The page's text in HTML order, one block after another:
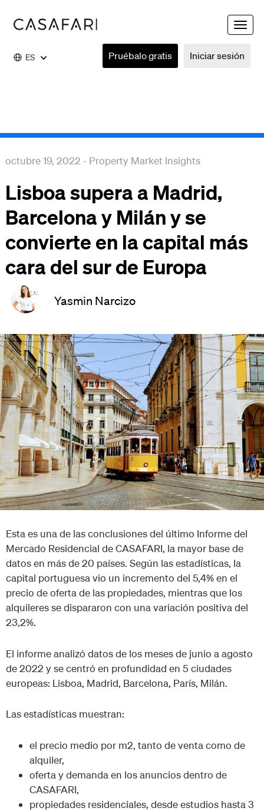
Toggle
ES Iniciar sesión
Pruébalo gratis
octubre 19, 2022 - Property Market Insights
Lisboa supera a Madrid,
Barcelona y Milán y se
convierte en la capital más
cara del sur de Europa
Yasmin Narcizo
Esta es una de las conclusiones del último Informe del
Mercado Residencial de CASAFARI, la mayor base de
datos en más de 20 países. Según las estadísticas, la
capital portuguesa vio un incremento del 5,4% en el
precio de oferta de las propiedades, mientras que los
alquileres se dispararon con una variación positiva del
23,2%.
El informe analizó datos de los meses de junio a agosto
de 2022 y se centró en profundidad en 5 ciudades
europeas: Lisboa, Madrid, Barcelona, ​​París, Milán.
Las estadísticas muestran:
el precio medio por m2, tanto de venta como de
alquiler,
oferta y demanda en los anuncios dentro de
CASAFARI,
propiedades residenciales, desde estudios hasta 3